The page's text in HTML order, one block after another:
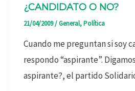
¿CANDIDATO O NO?
21/04/2009/General,Política
Cuando me preguntan si soy
respondo “aspirante”.
aspirante?, el partido